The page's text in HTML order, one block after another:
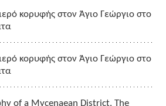
κορυφής στον Άγιο Γεώργιο στο
κορυφής στον Άγιο Γεώργιο στο
of a Mycenaean District. The